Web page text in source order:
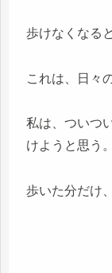
歩けなくなる
これは、日々
私は、ついつ
けようと思う。
歩いた分だけ